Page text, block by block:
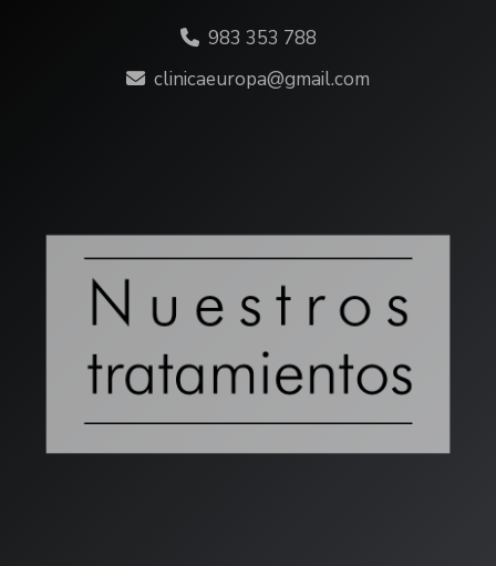
983 353 788
clinicaeuropa
gmail.com